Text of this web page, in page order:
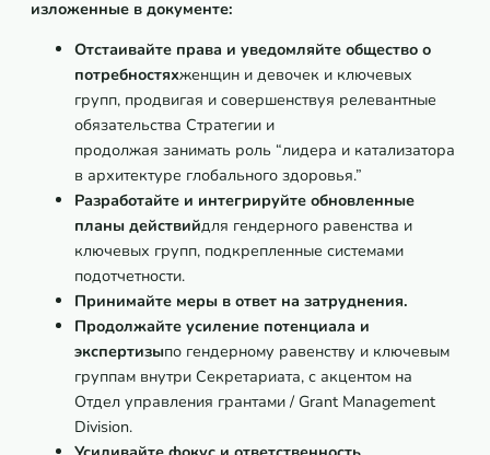
изложенные в документе:
Отстаивайте права и уведомляйте общество о
потребностяхженщин и девочек и ключевых
групп, продвигая и совершенствуя релевантные
обязательства Стратегии и
продолжая занимать роль “лидера и катализатора
в архитектуре глобального здоровья.”
Разработайте и интегрируйте обновленные
планы действийдля гендерного равенства и
ключевых групп, подкрепленные системами
подотчетности.
Принимайте меры в ответ на затруднения.
Продолжайте усиление потенциала и
экспертизыпо гендерному равенству и ключевым
группам внутри Секретариата, с акцентом на
Отдел управления грантами / Grant Management
Division.